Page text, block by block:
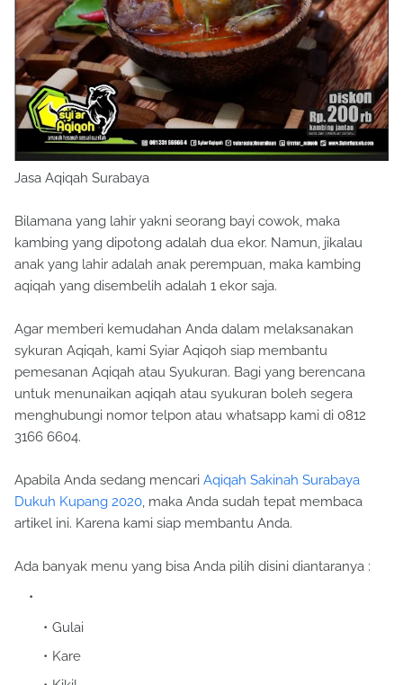
Jasa Aqiqah Surabaya
Bilamana yang lahir yakni seorang bayi cowok, maka
kambing yang dipotong adalah dua ekor. Namun, jikalau
anak yang lahir adalah anak perempuan, maka kambing
aqiqah yang disembelih adalah 1 ekor saja.
Agar memberi kemudahan Anda dalam melaksanakan
sykuran Aqiqah, kami Syiar Aqiqoh siap membantu
pemesanan Aqiqah atau Syukuran. Bagi yang berencana
untuk menunaikan aqiqah atau syukuran boleh segera
menghubungi nomor telpon atau whatsapp kami di 0812
3166 6604.
Apabila Anda sedang mencari Aqiqah Sakinah Surabaya
Dukuh Kupang 2020 , maka Anda sudah tepat membaca
artikel ini. Karena kami siap membantu Anda.
Ada banyak menu yang bisa Anda pilih disini diantaranya :
Gulai
Kare